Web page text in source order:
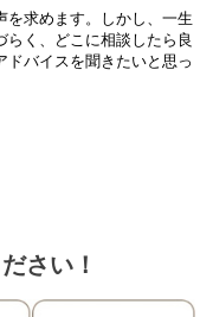
を求めます。しかし、一生
く、どこに相談したら良
ドバイスを聞きたいと思っ
さい！